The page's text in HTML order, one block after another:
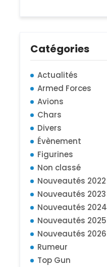
Catégories
Actualités
Armed Forces
Avions
Chars
Divers
Évènement
Figurines
Non classé
Nouveautés 2022
Nouveautés 2023
Nouveautés 2024
Nouveautés 2025
Nouveautés 2026
Rumeur
Top Gun